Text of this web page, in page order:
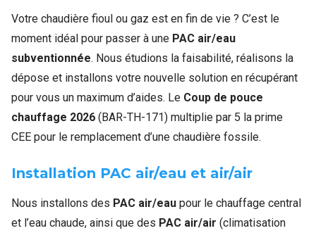
Votre chaudière fioul ou gaz est en fin de vie ? C’est le
moment idéal pour passer à une PAC air/eau
subventionnée. Nous étudions la faisabilité, réalisons la
dépose et installons votre nouvelle solution en récupérant
pour vous un maximum d’aides. Le Coup de pouce
chauffage 2026 (BAR-TH-171) multiplie par 5 la prime
CEE pour le remplacement d’une chaudière fossile.
Installation PAC air/eau et air/air
Nous installons des PAC air/eau pour le chauffage central
et l’eau chaude, ainsi que des PAC air/air (climatisation